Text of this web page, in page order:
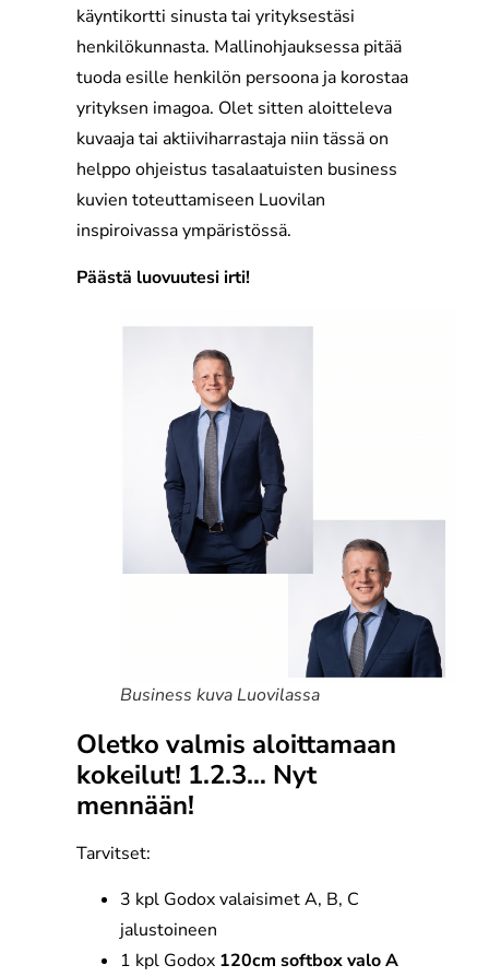
käyntikortti sinusta tai yrityksestäsi
henkilökunnasta. Mallinohjauksessa pitää
tuoda esille henkilön persoona ja korostaa
yrityksen imagoa. Olet sitten aloitteleva
kuvaaja tai aktiiviharrastaja niin tässä on
helppo ohjeistus tasalaatuisten business
kuvien toteuttamiseen Luovilan
inspiroivassa ympäristössä.
Päästä luovuutesi irti!
Business kuva Luovilassa
Oletko valmis aloittamaan
kokeilut! 1.2.3… Nyt
mennään!
Tarvitset:
3 kpl Godox valaisimet A, B, C
jalustoineen
1 kpl Godox 120cm softbox valo A